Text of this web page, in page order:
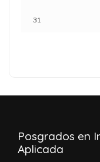
31
Posgrados en
Aplicada